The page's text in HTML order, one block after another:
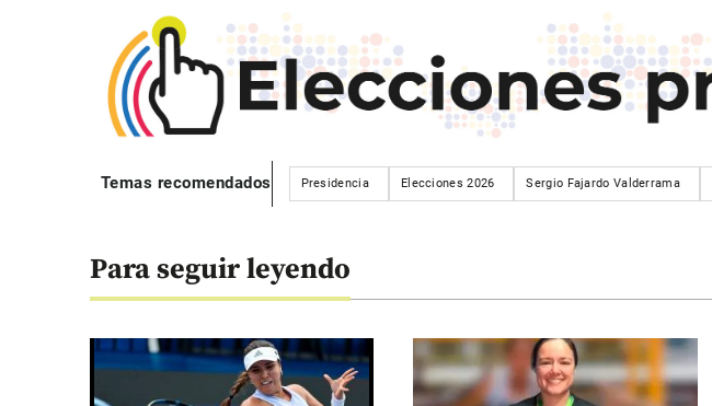
Temas recomendados Presidencia Elecciones 2026 Sergio Fajardo Valderrama
Para seguir leyendo